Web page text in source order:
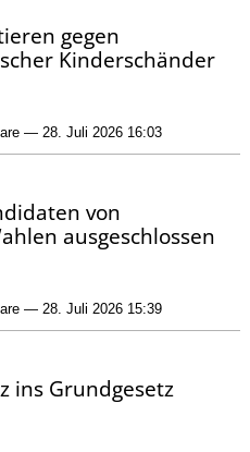
gegen
Kinderschänder
— 28. Juli 2026 16:03
von
ausgeschlossen
— 28. Juli 2026 15:39
ins Grundgesetz